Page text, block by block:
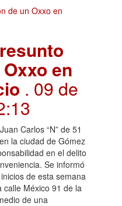
en
. 09 de
Carlos “N” de 51
la ciudad de Gómez
en el delito
Se informó
de esta semana
calle México 91 de la
de una